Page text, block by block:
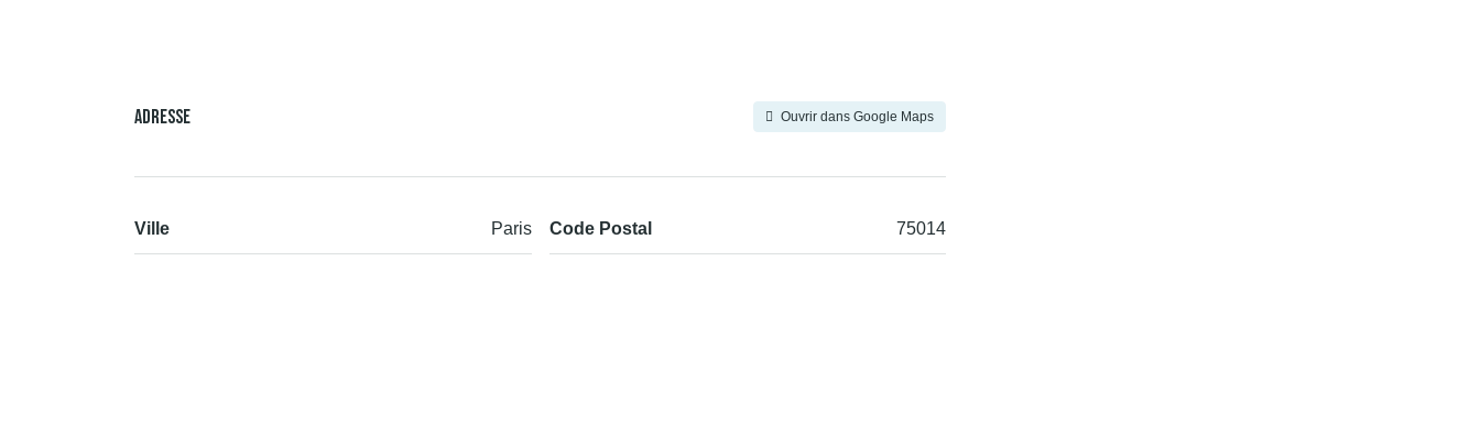
Adresse Ouvrir dans Google Maps
Ville Paris Code Postal 75014